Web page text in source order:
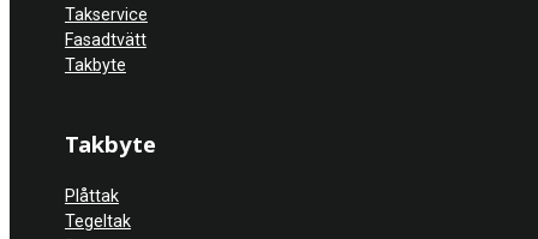
Takservice
Fasadtvätt
Takbyte
Takbyte
Plåttak
Tegeltak